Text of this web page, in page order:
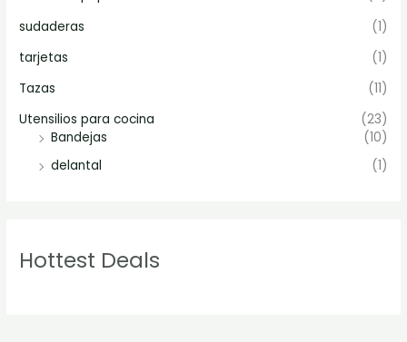
sudaderas
(1)
tarjetas
(1)
Tazas
(11)
Utensilios para cocina
(23)
Bandejas
(10)
delantal
(1)
Hottest Deals